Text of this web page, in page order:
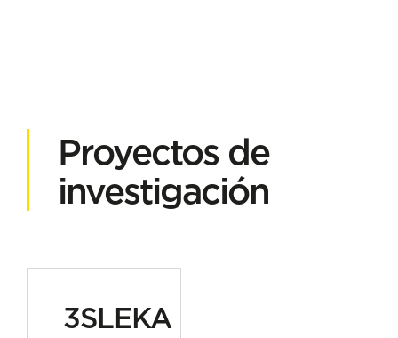
Proyectos de
investigación
3SLEKA